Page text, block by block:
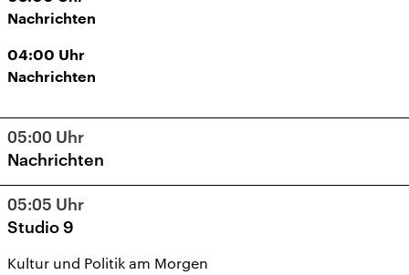
Nachrichten
04:00 Uhr
Nachrichten
05:00 Uhr
Nachrichten
05:05 Uhr
Studio 9
Kultur und Politik am Morgen